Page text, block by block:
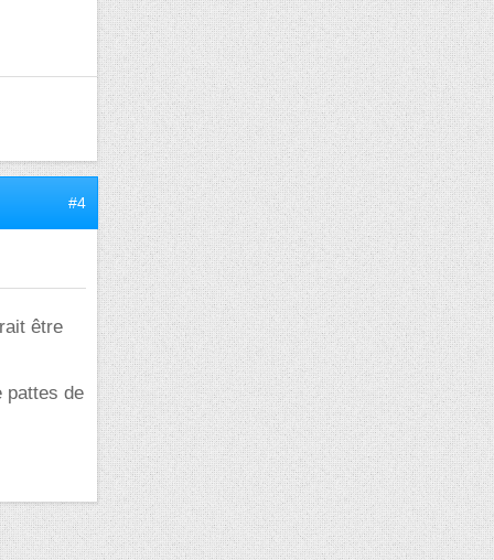
#4
être
pattes de